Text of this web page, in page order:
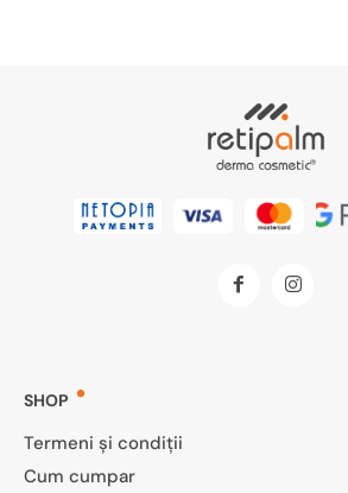
SHOP
Termeni și condiții
Cum cumpar